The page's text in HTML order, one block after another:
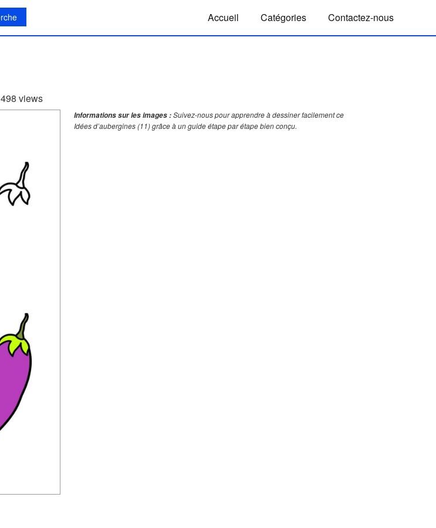
Accueil Catégories Contactez-nous
498 views
Informations sur les images :Suivez-nous pour apprendre à dessiner facilement ce
Idées d’aubergines (11) grâce à un guide étape par étape bien conçu.